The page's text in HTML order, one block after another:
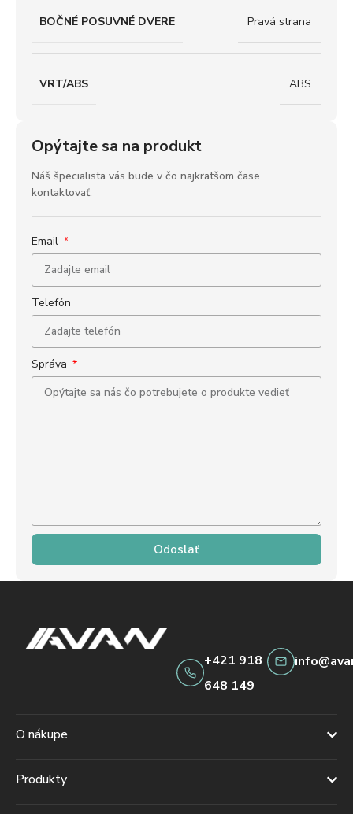
BOČNÉ POSUVNÉ DVERE Pravá strana
VRT/ABS ABS
Opýtajte sa na produkt
Náš špecialista vás bude v čo najkratšom čase
kontaktovať.
Email
Telefón
Správa
Odoslať
+421 918
648 149
O nákupe
Produkty